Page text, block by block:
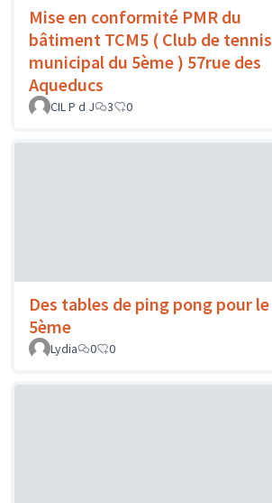
Mise en conformité PMR du
bâtiment TCM5 ( Club de tennis
municipal du 5ème ) 57rue des
Aqueducs
CIL P d J 3 0
Des tables de ping pong pour le
5ème
Lydia
0 0